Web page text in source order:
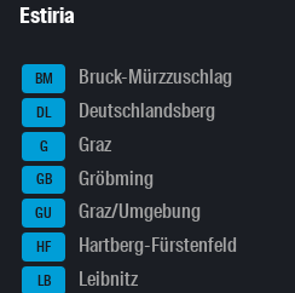
Estiria
BM Bruck-Mürzzuschlag
DL Deutschlandsberg
G Graz
GB Gröbming
GU Graz/Umgebung
HF Hartberg-Fürstenfeld
LB Leibnitz